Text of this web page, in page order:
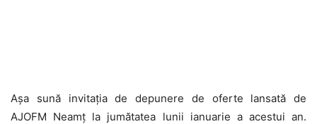
Aşa sună invitaţia de depunere de oferte lansată de
AJOFM Neamţ la jumătatea lunii ianuarie a acestui an.